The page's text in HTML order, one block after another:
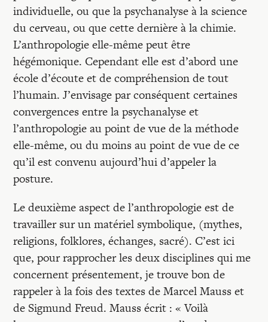
individuelle, ou que la psychanalyse à la science
du cerveau, ou que cette dernière à la chimie.
L’anthropologie elle-même peut être
hégémonique. Cependant elle est d’abord une
école d’écoute et de compréhension de tout
l’humain. J’envisage par conséquent certaines
convergences entre la psychanalyse et
l’anthropologie au point de vue de la méthode
elle-même, ou du moins au point de vue de ce
qu’il est convenu aujourd’hui d’appeler la
posture.
Le deuxième aspect de l’anthropologie est de
travailler sur un matériel symbolique, (mythes,
religions, folklores, échanges, sacré). C’est ici
que, pour rapprocher les deux disciplines qui me
concernent présentement, je trouve bon de
rappeler à la fois des textes de Marcel Mauss et
de Sigmund Freud. Mauss écrit : « Voilà